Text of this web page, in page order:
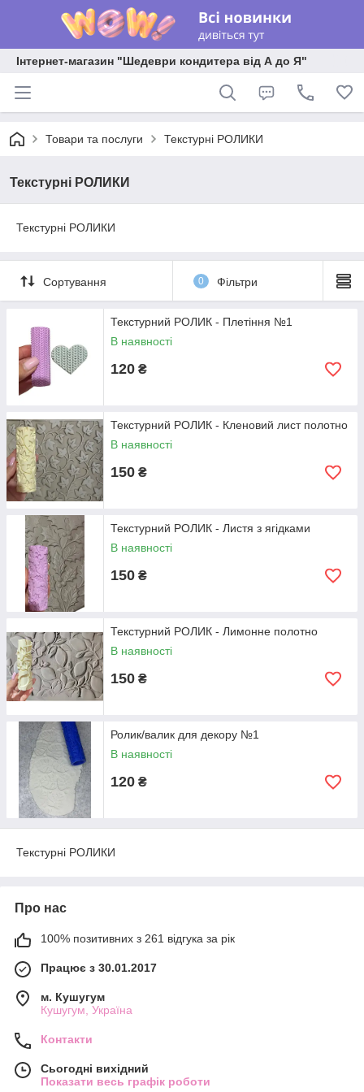
Інтернет-магазин "Шедеври кондитера від А до Я"
Товари та послуги Текстурні РОЛИКИ
Текстурні РОЛИКИ
Текстурні РОЛИКИ
Сортування 0 Фільтри
Текстурний РОЛИК - Плетіння №1
В наявності
120 ₴
Текстурний РОЛИК - Кленовий лист полотно
В наявності
150 ₴
Текстурний РОЛИК - Листя з ягідками
В наявності
150 ₴
Текстурний РОЛИК - Лимонне полотно
В наявності
150 ₴
Ролик/валик для декору №1
В наявності
120 ₴
Текстурні РОЛИКИ
Про нас
100% позитивних з 261 відгука за рік
Працює з 30.01.2017
м. Кушугум
Кушугум, Україна
Контакти
Сьогодні вихідний
Показати весь графік роботи